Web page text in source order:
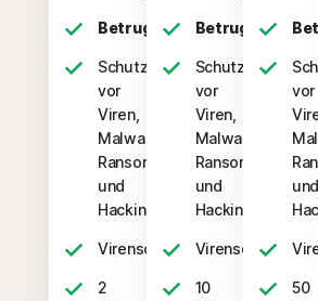
Betrugsschutz
Schutz
vor
Viren,
Malware,
Ransomware
und
Hacking
Virenschutzversprechen2
2
Betrugsschutz
Schutz
vor
Viren,
Malware,
Ransomware
und
Hacking
10
vor
und
50